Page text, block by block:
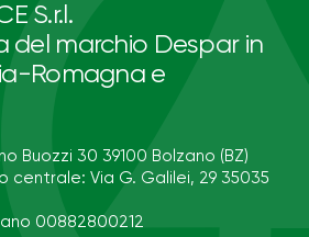
S.r.l.
del marchio Despar in
Romagna e
Buozzi 30 39100 Bolzano (BZ)
centrale: Via G. Galilei, 29 35035
00882800212